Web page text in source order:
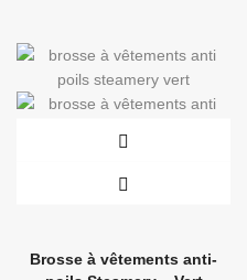
Brosse à vêtements anti-